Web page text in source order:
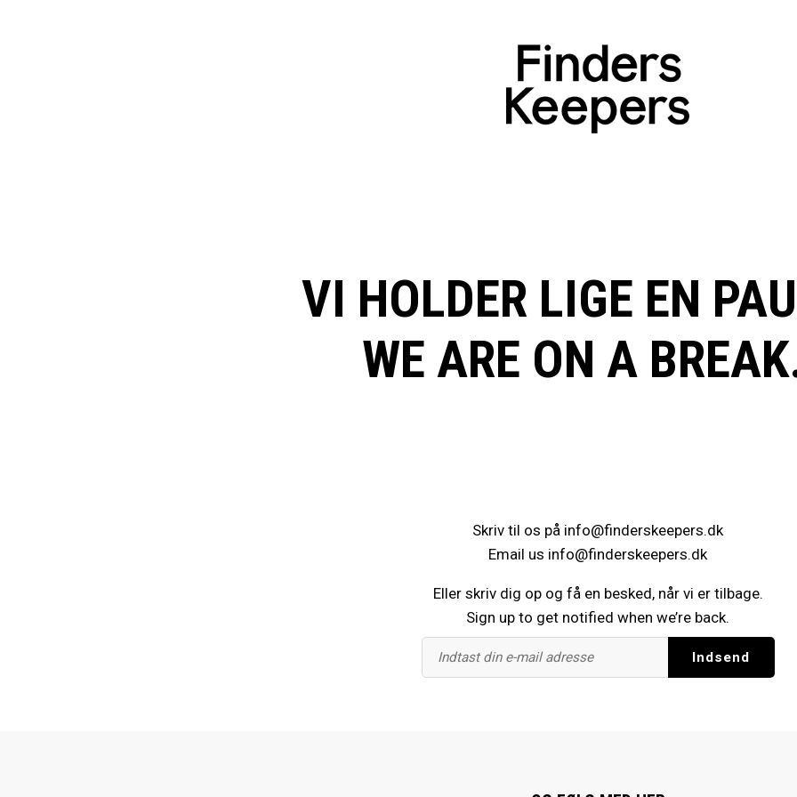
VI HOLDER LIGE EN
WE ARE ON A
Skriv til os på info@finderskeepers.dk
Email us info@finderskeepers.dk
Eller skriv dig op og få en besked, når vi er tilbage.
Sign up to get notified when we’re back.